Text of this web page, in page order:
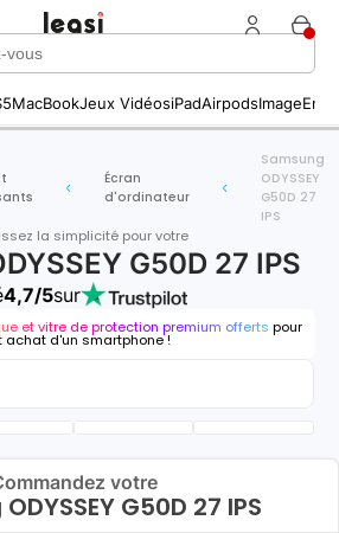
MacBookJeux VidéosiPadAirpodsImage
Écran
d'ordinateur
Samsung
ODYSSEY
G50D 27
IPS
la simplicité pour votre
G50D 27 IPS
4,7/5sur
et vitre de protection premium offerts pour
achat d'un smartphone !
votre
G50D 27 IPS